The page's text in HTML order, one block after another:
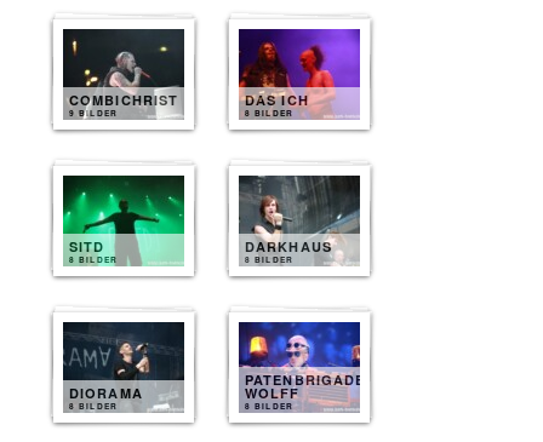
COMBICHRIST
9 BILDER
DAS ICH
8 BILDER
SITD
8 BILDER
DARKHAUS
8 BILDER
DIORAMA
8 BILDER
PATENBRIGADE
WOLFF
8 BILDER